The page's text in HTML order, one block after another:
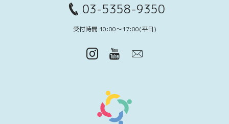
03-5358-9350
受付時間 10:00〜17:00(平日)